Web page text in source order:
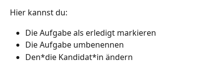
Hier kannst du:
Die Aufgabe als erledigt markieren
Die Aufgabe umbenennen
Den*die Kandidat*in ändern